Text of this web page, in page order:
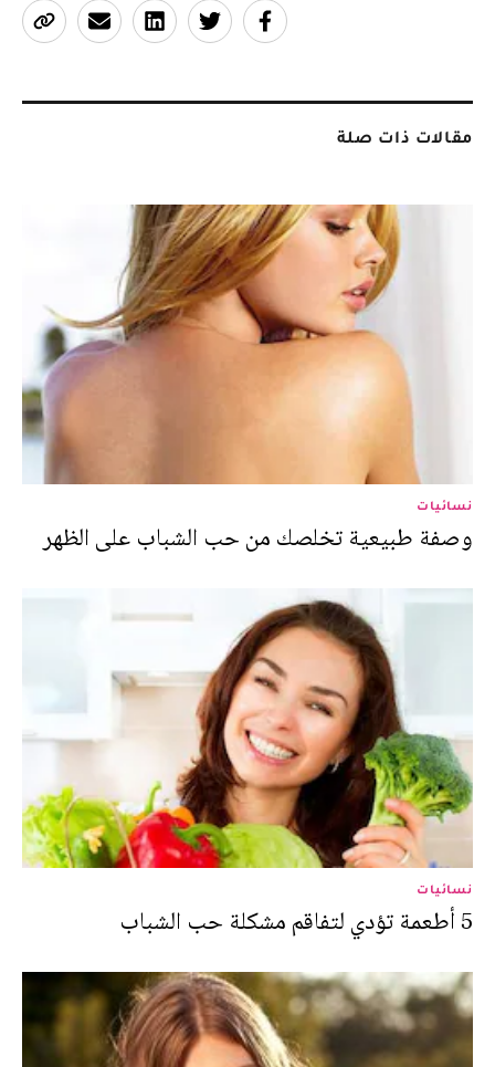
مقالات ذات صلة
نسائيات
وصفة طبيعية تخلصك من حب الشباب على الظهر
نسائيات
5 أطعمة تؤدي لتفاقم مشكلة حب الشباب